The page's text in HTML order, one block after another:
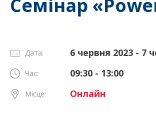
Семінар
Дата: 6 червня 2023 - 7
Час: 09:30 - 13:00
Місце: Онлайн